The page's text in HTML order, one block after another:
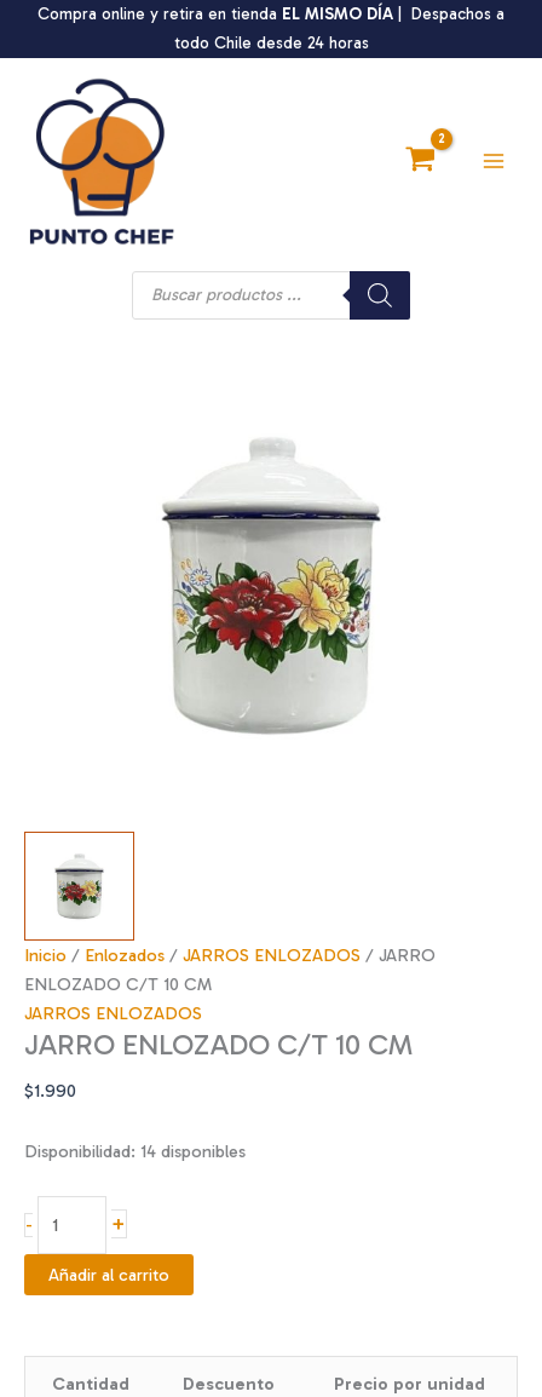
Compra online y retira en tienda EL MISMO DÍA | Despachos a
todo Chile desde 24 horas
Búsqueda
Inicio / Enlozados / JARROS ENLOZADOS / JARRO
ENLOZADO C/T 10 CM
JARROS ENLOZADOS
JARRO ENLOZADO C/T 10 CM
$1.990
Disponibilidad: 14 disponibles
-
ENLOZADO
C/T
10
cantidad
+
Añadir al carrito
Cantidad Descuento Precio por unidad